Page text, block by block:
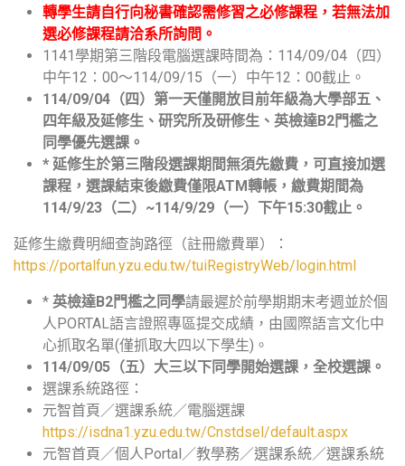
轉學生請自行向秘書確認需修習之必修課程，若無法加
選必修課程請洽系所詢問。
1141學期第三階段電腦選課時間為：114/09/04（四）
中午12：00～114/09/15（一）中午12：00截止。
114/09/04（四）第一天僅開放目前年級為大學部五、
四年級及延修生、研究所及研修生、英檢達B2門檻之
同學優先選課。
* 延修生於第三階段選課期間無須先繳費，可直接加選
課程，選課結束後繳費僅限ATM轉帳，繳費期間為
114/9/23（二）~114/9/29（一）下午15:30截止。
延修生繳費明細查詢路徑（註冊繳費單）：
https://portalfun.yzu.edu.tw/tuiRegistryWeb/login.html
* 英檢達B2門檻之同學請最遲於前學期期末考週並於個
人PORTAL語言證照專區提交成績，由國際語言文化中
心抓取名單(僅抓取大四以下學生)。
114/09/05 （五）大三以下同學開始選課，全校選課。
選課系統路徑：
元智首頁／選課系統／電腦選課
https://isdna1.yzu.edu.tw/Cnstdsel/default.aspx
元智首頁／個人Portal／教學務／選課系統／選課系統